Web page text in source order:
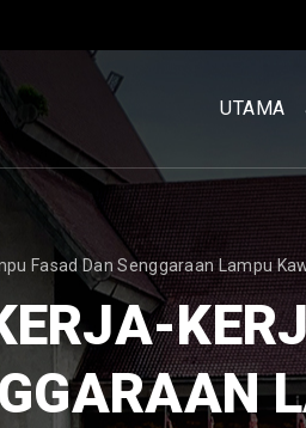
UTAMA
UTAMA
Fasad Dan Senggaraan Lampu